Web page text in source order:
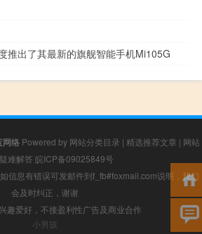
推出了其最新的旗舰智能手机Mi105G
网络 Powered by 网站分类目录 | 精选推荐文章 | 网站
疑难解答 皖ICP备09025849号
信息有错误可发邮件到f_fb#foxmail.com说明，我们
会及时纠正，谢谢
趣爱好，不接盈利性广告及商业合作
小男孩